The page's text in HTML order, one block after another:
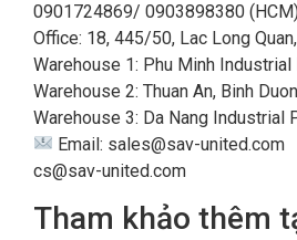
0901724869/ 0903898380
Office: 18, 445/50, Lac Long
Warehouse 1: Phu Minh Industrial
Warehouse 2: Thuan An, Binh
Warehouse 3: Da Nang Industrial
Email: sales@sav-united.com
cs@sav-united.com
Tham khảo thêm